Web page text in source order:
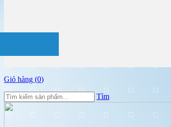
Giỏ hàng (0)
Tìm